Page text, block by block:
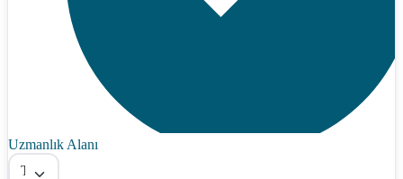
Uzmanlık Alanı
Tümü